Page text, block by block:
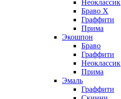
Неоклассик
Браво Х
Граффити
Прима
Экошпон
Браво
Граффити
Неоклассик
Прима
Эмаль
Граффити